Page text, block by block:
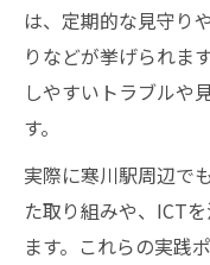
は、定期的な見守り
りなどが挙げられま
しやすいトラブルや
す。
実際に寒川駅周辺で
た取り組みや、ICT
ます。これらの実践